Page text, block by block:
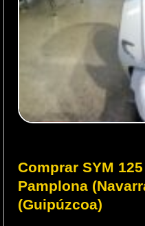
Comprar SYM
Pamplona
(Guipúzcoa)